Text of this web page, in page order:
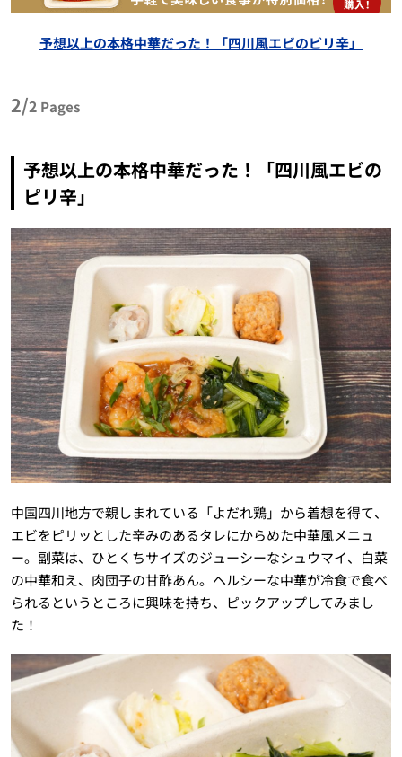
予想以上の本格中華だった！「四川風エビのピリ辛」
2/2 Pages
予想以上の本格中華だった！「四川風エビの
ピリ辛」
中国四川地方で親しまれている「よだれ鶏」から着想を得て、
エビをピリッとした辛みのあるタレにからめた中華風メニュ
ー。副菜は、ひとくちサイズのジューシーなシュウマイ、白菜
の中華和え、肉団子の甘酢あん。ヘルシーな中華が冷食で食べ
られるというところに興味を持ち、ピックアップしてみまし
た！